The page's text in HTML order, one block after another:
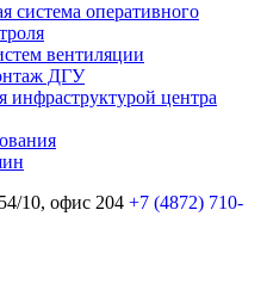
система оперативного
вентиляции
ДГУ
инфраструктурой центра
10, офис 204 +7 (4872) 710-